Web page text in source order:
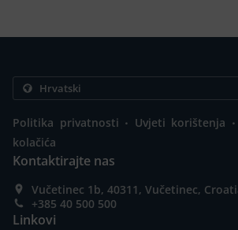
Politika privatnosti . Uvjeti korištenja .
kolačića
Kontaktirajte nas
Vučetinec 1b, 40311, Vučetinec,
+385 40 500 500
Linkovi